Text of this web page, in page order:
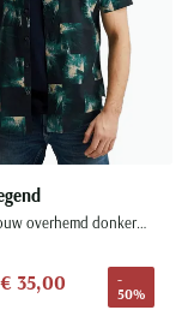
korte mouw overhemd donkerblauw groen geprint
€ 35,00
-
50%